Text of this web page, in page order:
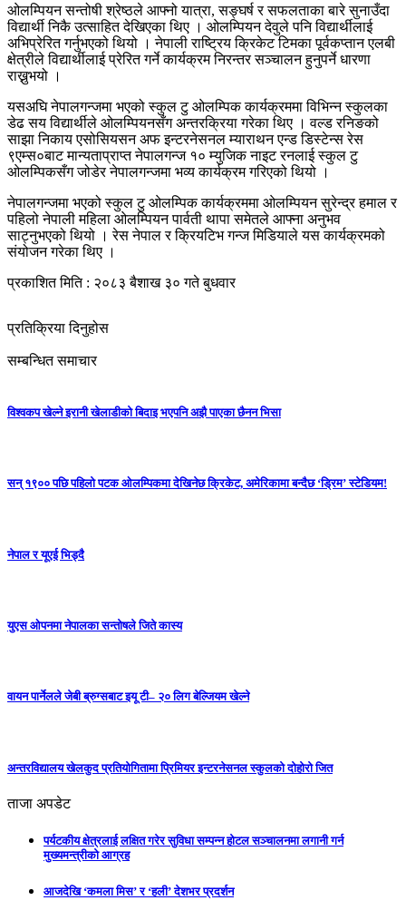
ओलम्पियन सन्तोषी श्रेष्ठले आफ्नो यात्रा, सङ्घर्ष र सफलताका बारे सुनाउँदा
विद्यार्थी निकै उत्साहित देखिएका थिए । ओलम्पियन देवुले पनि विद्यार्थीलाई
अभिप्रेरित गर्नुभएको थियो । नेपाली राष्ट्रिय क्रिकेट टिमका पूर्वकप्तान एलबी
क्षेत्रीले विद्यार्थीलाई प्रेरित गर्ने कार्यक्रम निरन्तर सञ्चालन हुनुपर्ने धारणा
राख्नुभयो ।
यसअघि नेपालगन्जमा भएको स्कुल टु ओलम्पिक कार्यक्रममा विभिन्न स्कुलका
डेढ सय विद्यार्थीले ओलम्पियनसँग अन्तरक्रिया गरेका थिए । वल्ड रनिङको
साझा निकाय एसोसियसन अफ इन्टरनेसनल म्याराथन एन्ड डिस्टेन्स रेस
९एम्स०बाट मान्यताप्राप्त नेपालगन्ज १० म्युजिक नाइट रनलाई स्कुल टु
ओलम्पिकसँग जोडेर नेपालगन्जमा भव्य कार्यक्रम गरिएको थियो ।
नेपालगन्जमा भएको स्कुल टु ओलम्पिक कार्यक्रममा ओलम्पियन सुरेन्द्र हमाल र
पहिलो नेपाली महिला ओलम्पियन पार्वती थापा समेतले आफ्ना अनुभव
साट्नुभएको थियो । रेस नेपाल र क्रियटिभ गन्ज मिडियाले यस कार्यक्रमको
संयोजन गरेका थिए ।
प्रकाशित मिति : २०८३ बैशाख ३० गते बुधवार
प्रतिक्रिया दिनुहोस
सम्बन्धित समाचार
विश्वकप खेल्ने इरानी खेलाडीको बिदाइ भएपनि अझै पाएका छैनन भिसा
सन् १९०० पछि पहिलो पटक ओलम्पिकमा देखिनेछ क्रिकेट, अमेरिकामा बन्दैछ ‘ड्रिम’ स्टेडियम!
नेपाल र यूएई भिड्दै
युएस ओपनमा नेपालका सन्तोषले जिते कास्य
वायन पार्नेलले जेबी ब्रुग्सबाट इयू टी– २० लिग बेल्जियम खेल्ने
अन्तरविद्यालय खेलकुद प्रतियोगितामा प्रिमियर इन्टरनेसनल स्कुलको दोहोरो जित
ताजा अपडेट
पर्यटकीय क्षेत्रलाई लक्षित गरेर सुविधा सम्पन्न होटल सञ्चालनमा लगानी गर्न
मुख्यमन्त्रीको आग्रह
आजदेखि ‘कमला मिस’ र ‘हली’ देशभर प्रदर्शन